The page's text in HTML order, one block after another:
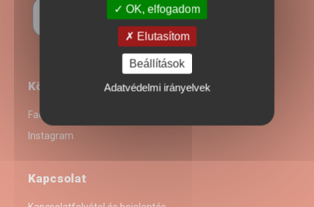
Kövess minket
Facebook
Instagram
Kapcsolat
OK, elfogadom
Elutasítom
Beállítások
Adatvédelmi irányelvek